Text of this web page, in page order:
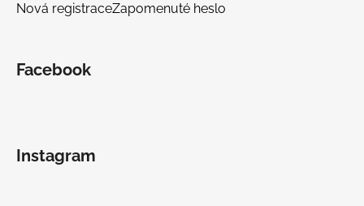
Nová registraceZapomenuté heslo
Facebook
Instagram